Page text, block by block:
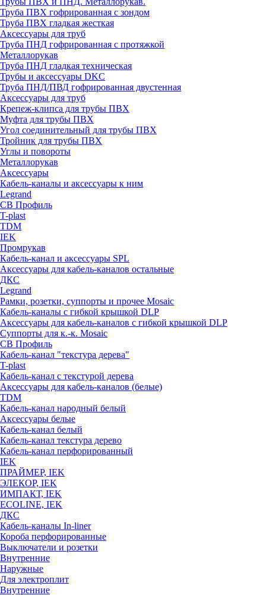
Труба ПВХ гофрированная с зондом
Труба ПВХ гладкая жесткая
Аксессуары для труб
Труба ПНД гофрированная с протяжкой
Металлорукав
Труба ПНД гладкая техническая
Трубы и аксессуары DKC
Труба ПНД/ПВД гофрированная двустенная
Аксессуары для труб
Крепеж-клипса для трубы ПВХ
Муфта для трубы ПВХ
Угол соединительный для трубы ПВХ
Тройник для трубы ПВХ
Углы и повороты
Металлорукав
Аксессуары
Кабель-каналы и аксессуары к ним
Legrand
СВ Профиль
T-plast
TDM
IEK
Промрукав
Кабель-канал и аксессуары SPL
Аксессуары для кабель-каналов остальные
ДКС
Legrand
Рамки, розетки, суппорты и прочее Mosaic
Кабель-каналы с гибкой крышкой DLP
Аксессуары для кабель-каналов с гибкой крышкой DLP
Суппорты для к.-к. Mosaic
СВ Профиль
Кабель-канал "текстура дерева"
T-plast
Кабель-канал с текстурой дерева
Аксессуары для кабель-каналов (белые)
TDM
Кабель-канал народный белый
Аксессуары белые
Кабель-канал белый
Кабель-канал текстура дерево
Кабель-канал перфорированный
IEK
ПРАЙМЕР, IEK
ЭЛЕКОР, IEK
ИМПАКТ, IEK
ECOLINE, IEK
ДКС
Кабель-каналы In-liner
Короба перфорированные
Выключатели и розетки
Внутренние
Наружные
Для электроплит
Внутренние